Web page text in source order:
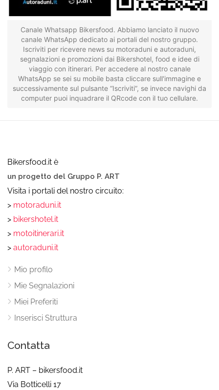
Canale Whatsapp Bikersfood. Abbiamo lanciato il nuovo
canale WhatsApp dedicato ai portali del nostro gruppo.
Iscriviti per ricevere news su motoraduni e autoraduni,
segnalazioni e promozioni dai Bikershotel, food e idee di
viaggio con itinerari. Per accedere al nostro canale
WhatsApp se sei su mobile basta cliccare sull'immagine e
successivamente sul pulsante “Iscriviti”, se invece navighi da
computer puoi inquadrare il QRcode con il tuo cellulare.
Bikersfood.it è
un progetto del Gruppo P. ART
Visita i portali del nostro circuito:
> motoraduni.it
> bikershotel.it
> motoitinerari.it
> autoraduni.it
Mio profilo
Mie Segnalazioni
Miei Preferiti
Inserisci Struttura
Contatta
P. ART – bikersfood.it
Via Botticelli 17